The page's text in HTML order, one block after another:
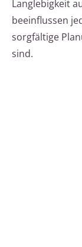
Langlebigkeit
beeinflussen
sorgfältige
sind.